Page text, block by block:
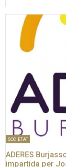
SOCIETAT
ADERES
impartida per